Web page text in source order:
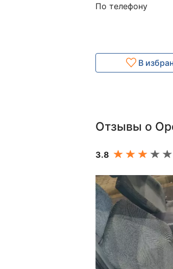
По телефону
В
Отзывы о
3.8